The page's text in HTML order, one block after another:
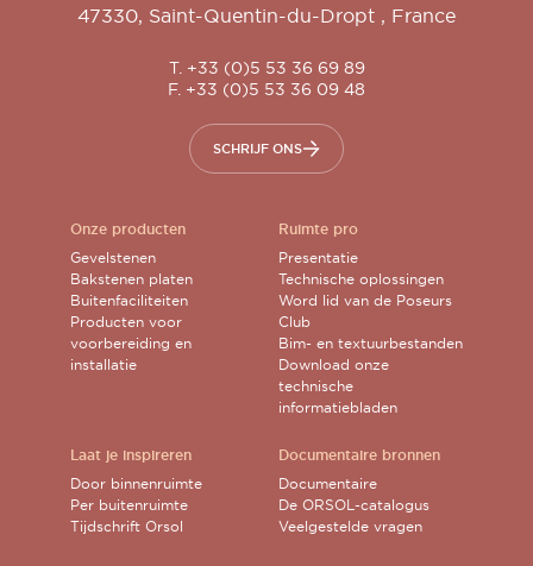
47330, Saint-Quentin-du-Dropt , France
T. +33 (0)5 53 36 69 89
F. +33 (0)5 53 36 09 48
SCHRIJF ONS
Onze producten
Gevelstenen
Bakstenen platen
Buitenfaciliteiten
Producten voor
voorbereiding en
installatie
Laat je inspireren
Door binnenruimte
Per buitenruimte
Tijdschrift Orsol
Ruimte pro
Presentatie
Technische oplossingen
Word lid van de Poseurs
Club
Bim- en textuurbestanden
Download onze
technische
informatiebladen
Documentaire bronnen
Documentaire
De ORSOL-catalogus
Veelgestelde vragen